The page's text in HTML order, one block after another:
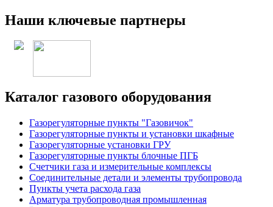
Наши ключевые партнеры
Каталог газового оборудования
Газорегуляторные пункты "Газовичок"
Газорегуляторные пункты и установки шкафные
Газорегуляторные установки ГРУ
Газорегуляторные пункты блочные ПГБ
Счетчики газа и измерительные комплексы
Соединительные детали и элементы трубопровода
Пункты учета расхода газа
Арматура трубопроводная промышленная